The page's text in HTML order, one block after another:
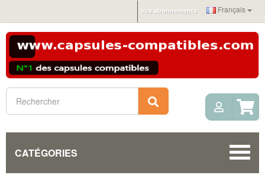
Français
Vos abonnements
Rechercher Mon
CATÉGORIES